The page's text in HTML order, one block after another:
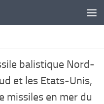
balistique Nord-
et les Etats-Unis,
missiles en mer du